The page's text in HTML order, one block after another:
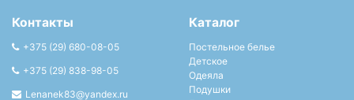
Контакты
+375 (29) 680-08-05
+375 (29) 838-98-05
Lenanek83@yandex.ru
Каталог
Постельное белье
Детское
Одеяла
Подушки